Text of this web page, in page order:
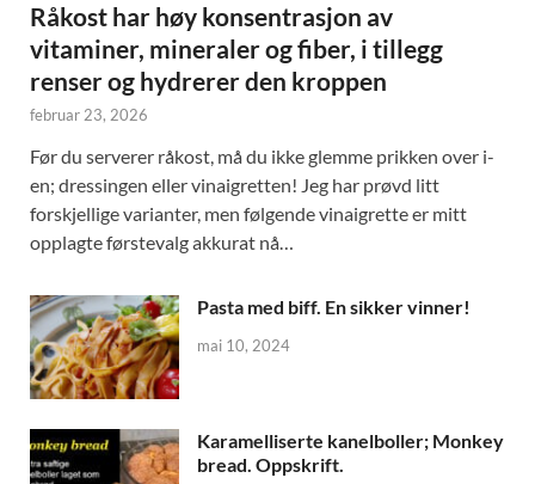
Råkost har høy konsentrasjon av
vitaminer, mineraler og fiber, i tillegg
renser og hydrerer den kroppen
februar 23, 2026
Før du serverer råkost, må du ikke glemme prikken over i-
en; dressingen eller vinaigretten! Jeg har prøvd litt
forskjellige varianter, men følgende vinaigrette er mitt
opplagte førstevalg akkurat nå…
Pasta med biff. En sikker vinner!
mai 10, 2024
Karamelliserte kanelboller; Monkey
bread. Oppskrift.